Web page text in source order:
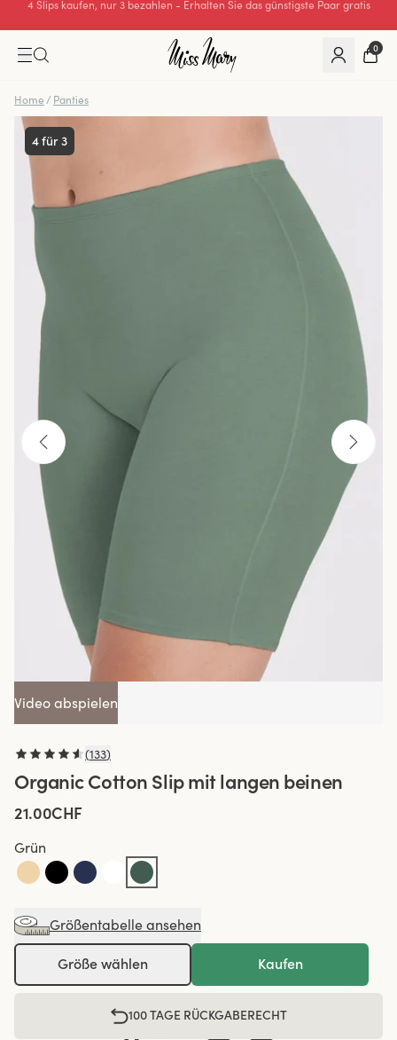
Wir übernehmen alle Einfuhrzölle für Bestellungen aus der Schweiz.
0
Home / Panties
4 für 3
Video abspielen
(133)
Organic Cotton Slip mit langen beinen
21.00CHF
Grün
Größentabelle ansehen
Größe wählen Kaufen
100 TAGE RÜCKGABERECHT